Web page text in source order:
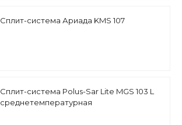
Сплит-система Ариада KMS 107
Сплит-система Polus-Sar Lite MGS 103 L
среднетемпературная